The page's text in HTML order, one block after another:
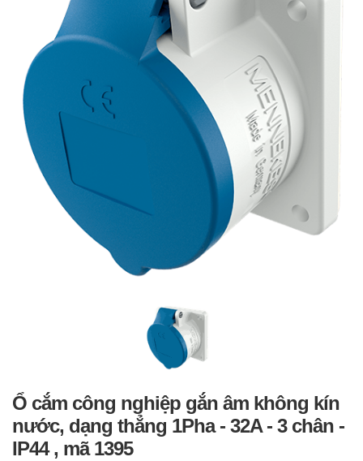
Ổ cắm công nghiệp gắn âm không kín
nước, dạng thẳng 1Pha - 32A - 3 chân -
IP44 , mã 1395